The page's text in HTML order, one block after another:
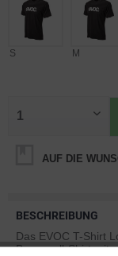
S M
AUF DIE
BESCHREIBUNG
Das EVOC T-Shirt
Baumwoll-Shirt mit